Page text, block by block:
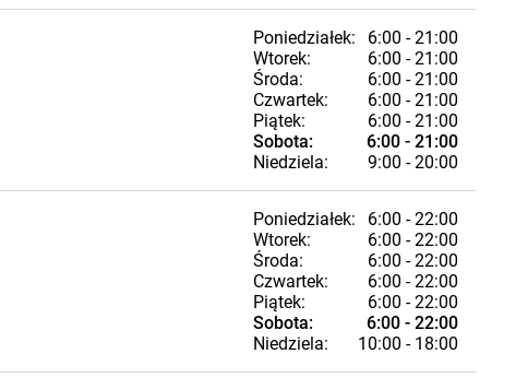
Poniedziałek:
6:00 - 21:00
Wtorek:
6:00 - 21:00
Środa:
6:00 - 21:00
Czwartek:
6:00 - 21:00
Piątek:
6:00 - 21:00
Sobota:
6:00 - 21:00
Niedziela:
9:00 - 20:00
Poniedziałek:
6:00 - 22:00
Wtorek:
6:00 - 22:00
Środa:
6:00 - 22:00
Czwartek:
6:00 - 22:00
Piątek:
6:00 - 22:00
Sobota:
6:00 - 22:00
Niedziela:
10:00 - 18:00